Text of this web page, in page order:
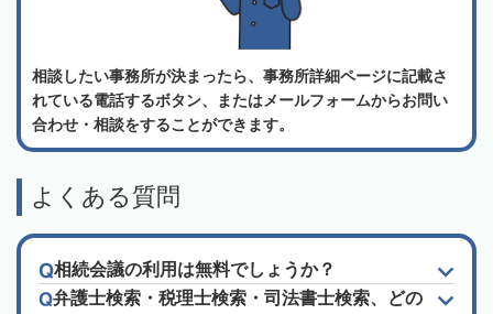
相談したい事務所が決まったら、事務所詳細ページに記載さ
れている電話するボタン、またはメールフォームからお問い
合わせ・相談をすることができます。
よくある質問
相続会議の利用は無料でしょうか？
弁護士検索・税理士検索・司法書士検索、どの